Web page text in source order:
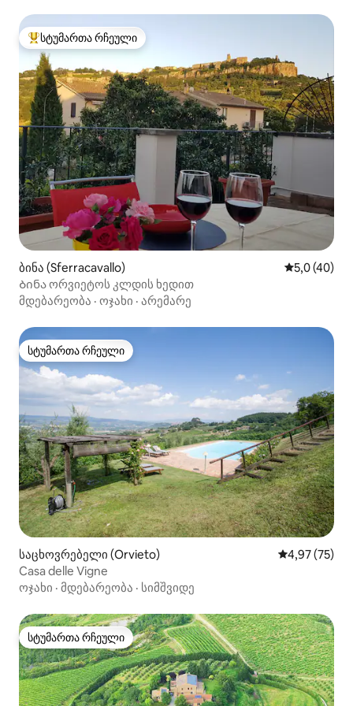
სტუმართა რჩეული მოწინავე ვარიანტი
სტუმართა რჩეული
ბინა (Sferracavallo) საშუალო
5,0 (40)
Ბინა ორვიეტოს კლდის ხედით
მდებარეობა · ოჯახი · არემარე
სტუმართა რჩეული
სტუმართა რჩეული
საცხოვრებელი (Orvieto) საშუალო
4,97 (75)
Casa delle Vigne
ოჯახი · მდებარეობა · სიმშვიდე
სტუმართა რჩეული
სტუმართა რჩეული